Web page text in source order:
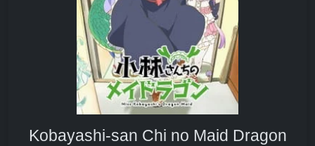
Kobayashi-san Chi no Maid Dragon